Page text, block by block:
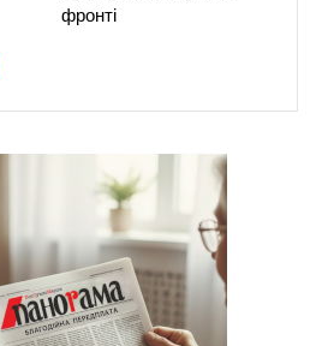
фронті